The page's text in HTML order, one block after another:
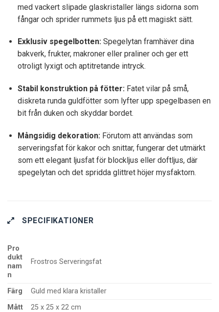
med vackert slipade glaskristaller längs sidorna som
fångar och sprider rummets ljus på ett magiskt sätt.
Exklusiv spegelbotten:Spegelytan framhäver dina
bakverk, frukter, makroner eller praliner och ger ett
otroligt lyxigt och aptitretande intryck.
Stabil konstruktion på fötter:Fatet vilar på små,
diskreta runda guldfötter som lyfter upp spegelbasen en
bit från duken och skyddar bordet.
Mångsidig dekoration:Förutom att användas som
serveringsfat för kakor och snittar, fungerar det utmärkt
som ett elegant ljusfat för blockljus eller doftljus, där
spegelytan och det spridda glittret höjer mysfaktorn.
SPECIFIKATIONER
Pro
dukt
nam
n
Frostros Serveringsfat
Färg
Guld med klara kristaller
Mått
25 x 25 x 22 cm